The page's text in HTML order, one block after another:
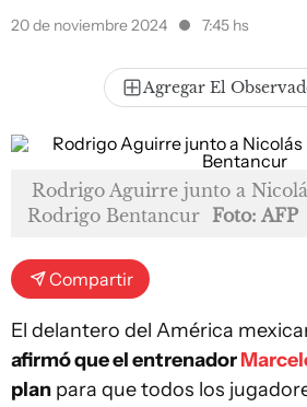
20 de noviembre 2024 7:45 hs
Agregar El
Rodrigo Aguirre junto a
Rodrigo Bentancur Foto: AFP
Compartir
El delantero del América
afirmó que el entrenador
plan para que todos los